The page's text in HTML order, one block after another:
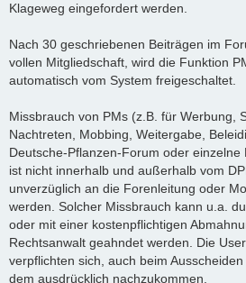
Klageweg eingefordert werden.
Nach 30 geschriebenen Beiträgen im
vollen Mitgliedschaft, wird die Funktion
automatisch vom System freigeschaltet.
Missbrauch von PMs (z.B. für Werbung,
Nachtreten, Mobbing, Weitergabe,
Deutsche-Pflanzen-Forum oder einzelne
ist nicht innerhalb und außerhalb vom
unverzüglich an die Forenleitung oder
werden. Solcher Missbrauch kann u.a.
oder mit einer kostenpflichtigen
Rechtsanwalt geahndet werden. Die
verpflichten sich, auch beim
dem ausdrücklich nachzukommen.